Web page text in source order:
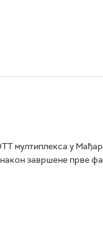
мултиплекса у
завршене прве